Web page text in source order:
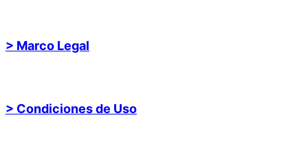
> Marco Legal
> Condiciones de Uso